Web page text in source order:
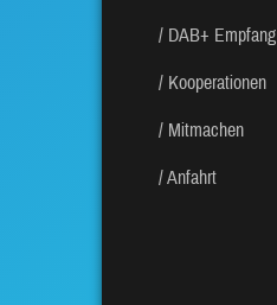
DAB+ Empfang
Kooperationen
Mitmachen
Anfahrt